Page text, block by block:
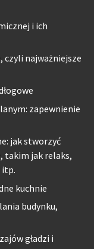
i ich
czyli najważniejsze
zapewnienie
jak stworzyć
takim jak relaks,
itp.
kuchnie
budynku,
gładzi i